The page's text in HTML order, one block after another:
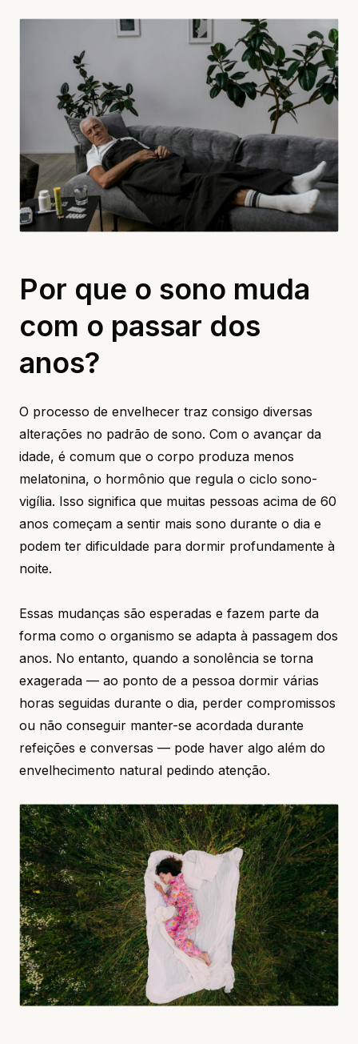
Por que o sono muda
com o passar dos
anos?
O processo de envelhecer traz consigo diversas
alterações no padrão de sono. Com o avançar da
idade, é comum que o corpo produza menos
melatonina, o hormônio que regula o ciclo sono-
vigília. Isso significa que muitas pessoas acima de 60
anos começam a sentir mais sono durante o dia e
podem ter dificuldade para dormir profundamente à
noite.
Essas mudanças são esperadas e fazem parte da
forma como o organismo se adapta à passagem dos
anos. No entanto, quando a sonolência se torna
exagerada — ao ponto de a pessoa dormir várias
horas seguidas durante o dia, perder compromissos
ou não conseguir manter-se acordada durante
refeições e conversas — pode haver algo além do
envelhecimento natural pedindo atenção.